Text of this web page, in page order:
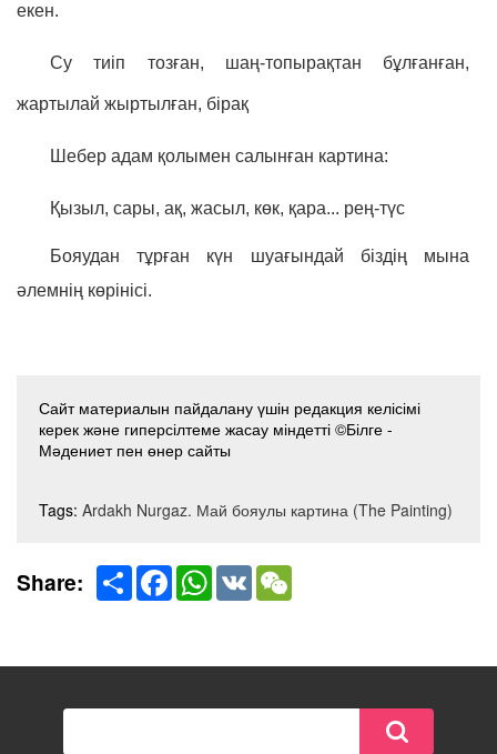
екен.
Су тиіп тозған, шаң-топырақтан бұлғанған,
жартылай жыртылған, бірақ
Шебер адам қолымен салынған картина:
Қызыл, сары, ақ, жасыл, көк, қара... рең-түс
Бояудан тұрған күн шуағындай біздің мына
әлемнің көрінісі.
Сайт материалын пайдалану үшін редакция келісімі
керек және гиперсілтеме жасау міндетті ©Білге -
Мәдениет пен өнер сайты
Tags: Ardakh Nurgaz. Май бояулы картина (The Painting)
Share: Share FacebookWhatsApp
VK